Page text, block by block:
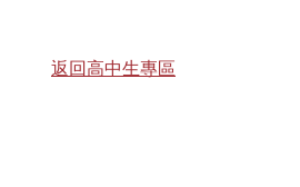
返回高中生專區